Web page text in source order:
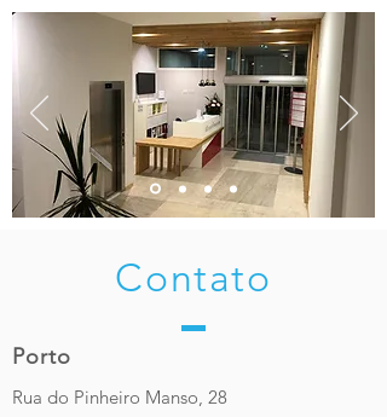
Contato
Porto
Rua do Pinheiro Manso, 28